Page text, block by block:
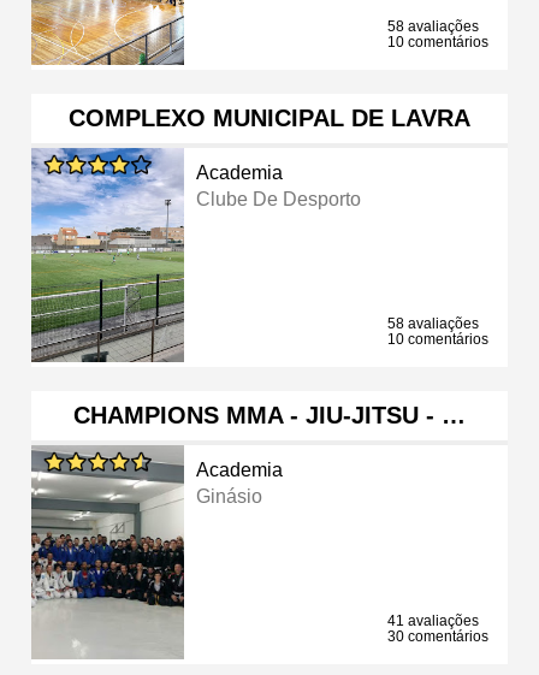
58 avaliações
10 comentários
COMPLEXO MUNICIPAL DE LAVRA
Academia
Clube De Desporto
58 avaliações
10 comentários
CHAMPIONS MMA - JIU-JITSU - …
Academia
Ginásio
41 avaliações
30 comentários